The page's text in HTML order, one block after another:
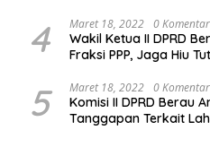
4 Maret 18, 2022 0 Komentar
Wakil Ketua II DPRD
Fraksi PPP, Jaga Hiu
5 Maret 18, 2022 0 Komentar
Komisi II DPRD Berau
Tanggapan Terkait